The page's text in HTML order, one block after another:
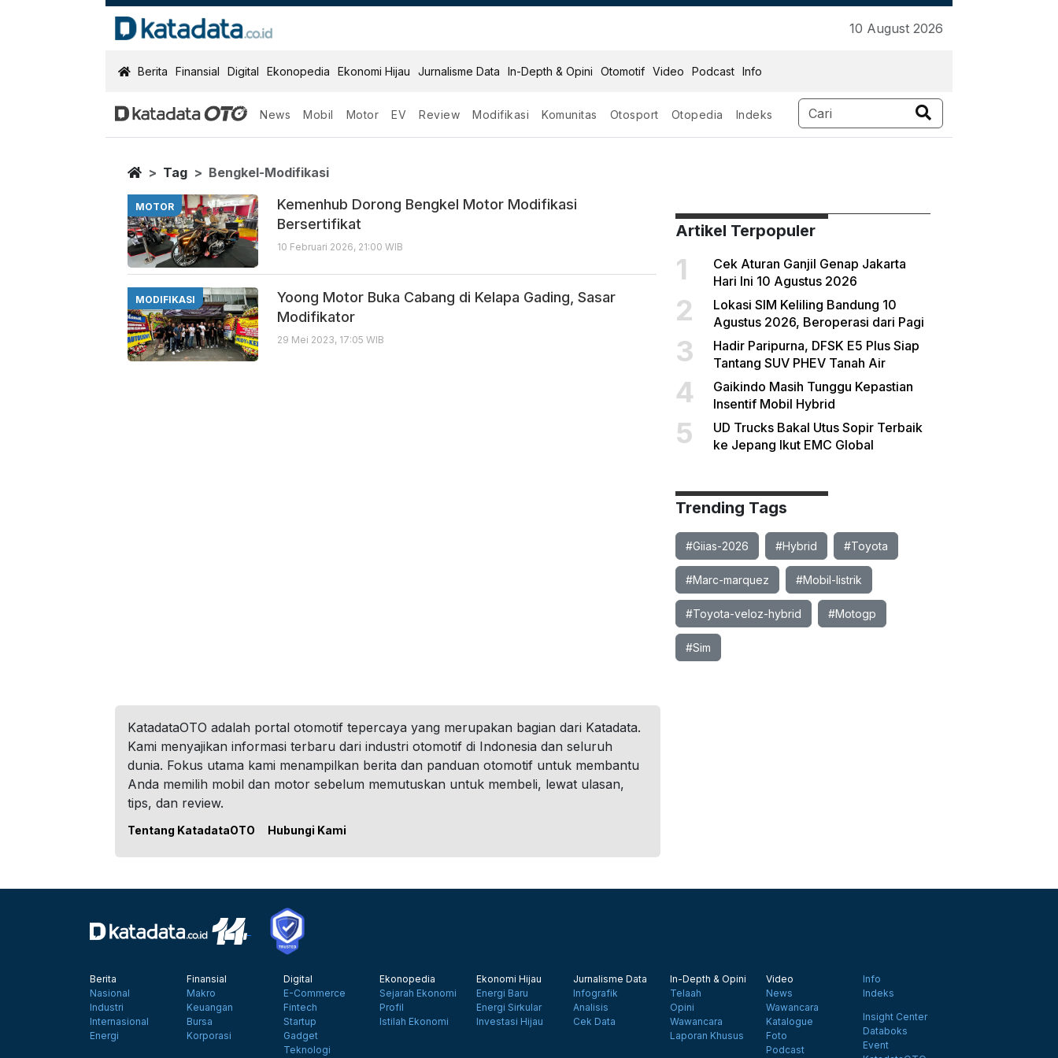
10 August 2026
KatadataOTO
Berita Finansial Digital Ekonopedia Ekonomi Hijau Jurnalisme Data In-Depth & Opini Otomotif Video Podcast Info
News Mobil Motor EV Review Modifikasi Komunitas Otosport Otopedia Indeks
Bengkel Modifikasi
Berita Terbaru
Home
Tag Bengkel-Modifikasi
MOTOR
Kemenhub Dorong Bengkel Motor Modifikasi
Bersertifikat
10 Februari 2026, 21:00 WIB
MODIFIKASI
Yoong Motor Buka Cabang di Kelapa Gading, Sasar
Modifikator
29 Mei 2023, 17:05 WIB
Artikel Terpopuler
1
Cek Aturan Ganjil Genap Jakarta
Hari Ini 10 Agustus 2026
2
Lokasi SIM Keliling Bandung 10
Agustus 2026, Beroperasi dari Pagi
3
Hadir Paripurna, DFSK E5 Plus Siap
Tantang SUV PHEV Tanah Air
4
Gaikindo Masih Tunggu Kepastian
Insentif Mobil Hybrid
5
UD Trucks Bakal Utus Sopir Terbaik
ke Jepang Ikut EMC Global
Trending Tags
#Giias-2026 #Hybrid #Toyota
#Marc-marquez #Mobil-listrik
#Toyota-veloz-hybrid #Motogp
#Sim
KatadataOTO adalah portal otomotif tepercaya yang merupakan bagian dari Katadata.
Kami menyajikan informasi terbaru dari industri otomotif di Indonesia dan seluruh
dunia. Fokus utama kami menampilkan berita dan panduan otomotif untuk membantu
Anda memilih mobil dan motor sebelum memutuskan untuk membeli, lewat ulasan,
tips, dan review.
Tentang KatadataOTO Hubungi Kami
Berita
Nasional
Industri
Internasional
Energi
Finansial
Makro
Keuangan
Bursa
Korporasi
Digital
E-Commerce
Fintech
Startup
Gadget
Teknologi
Ekonopedia
Sejarah Ekonomi
Profil
Istilah Ekonomi
Ekonomi Hijau
Energi Baru
Energi Sirkular
Investasi Hijau
Jurnalisme Data
Infografik
Analisis
Cek Data
In-Depth & Opini
Telaah
Opini
Wawancara
Laporan Khusus
Video
News
Wawancara
Katalogue
Foto
Podcast
Info
Indeks
Insight Center
Databoks
Event